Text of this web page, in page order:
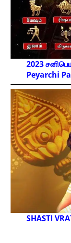
2023
Peyarchi
SHASTI